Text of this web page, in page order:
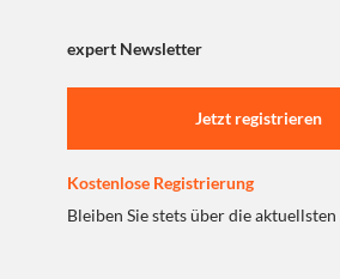
expert Newsletter
Jetzt registrieren
Kostenlose Registrierung
Bleiben Sie stets über die